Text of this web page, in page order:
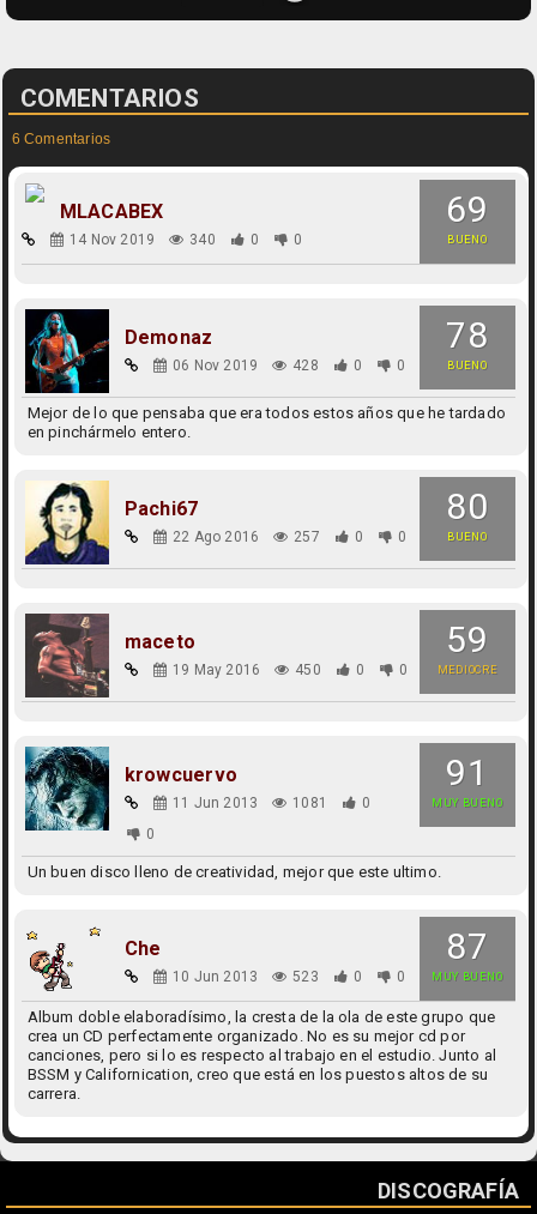
COMENTARIOS
6 Comentarios
69
BUENO
MLACABEX
14 Nov 2019 340 0 0
78
BUENO
Demonaz
06 Nov 2019 428 0 0
Mejor de lo que pensaba que era todos estos años que he tardado
en pinchármelo entero.
80
BUENO
Pachi67
22 Ago 2016 257 0 0
59
MEDIOCRE
maceto
19 May 2016 450 0 0
91
MUY BUENO
krowcuervo
11 Jun 2013 1081
0
0
Un buen disco lleno de creatividad, mejor que este ultimo.
87
MUY BUENO
Che
10 Jun 2013 523 0 0
Album doble elaboradísimo, la cresta de la ola de este grupo que
crea un CD perfectamente organizado. No es su mejor cd por
canciones, pero si lo es respecto al trabajo en el estudio. Junto al
BSSM y Californication, creo que está en los puestos altos de su
carrera.
DISCOGRAFÍA